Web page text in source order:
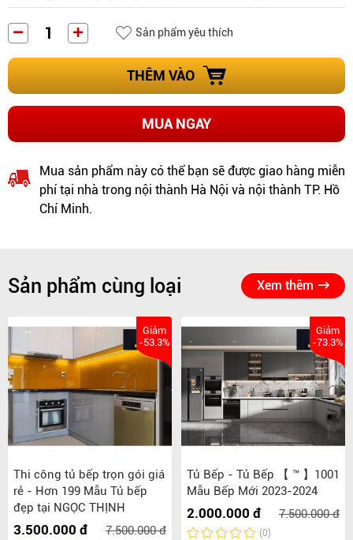
Sản phẩm yêu thích
THÊM VÀO
MUA NGAY
Mua sản phẩm này có thể bạn sẽ được giao hàng miễn
phí tại nhà trong nội thành Hà Nội và nội thành TP. Hồ
Chí Minh.
Sản phẩm cùng loại Xem thêm
Giảm
-53.3%
Thi công tủ bếp trọn gói giá
rẻ - Hơn 199 Mẫu Tủ bếp
đẹp tại NGỌC THỊNH
3.500.000 đ 7.500.000 đ
Giảm
-73.3%
Tủ Bếp - Tủ Bếp 【 ™ 】1001
Mẫu Bếp Mới 2023-2024
2.000.000 đ 7.500.000 đ
(0)